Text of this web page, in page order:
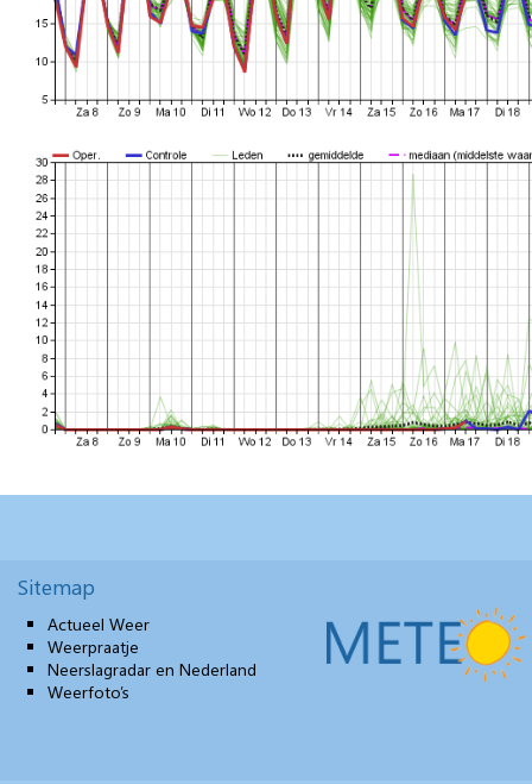
Sitemap
Actueel Weer
Weerpraatje
Neerslagradar en Nederland
Weerfoto’s